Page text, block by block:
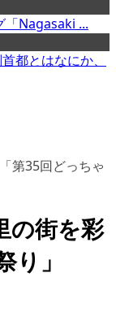
「Nagasaki ...
都とはなにか、
第35回どっちゃ
の街を彩
り」